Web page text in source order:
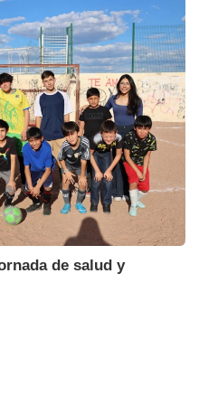
de salud y